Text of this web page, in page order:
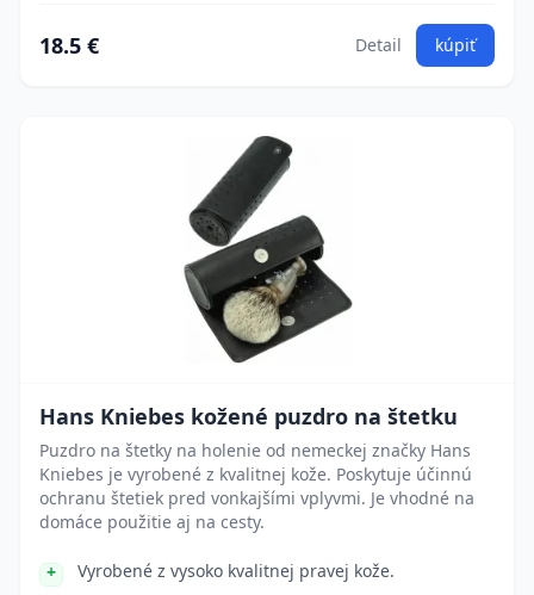
18.5 € Detail kúpiť
Hans Kniebes kožené puzdro na štetku
Puzdro na štetky na holenie od nemeckej značky Hans
Kniebes je vyrobené z kvalitnej kože. Poskytuje účinnú
ochranu štetiek pred vonkajšími vplyvmi. Je vhodné na
domáce použitie aj na cesty.
Vyrobené z vysoko kvalitnej pravej kože.